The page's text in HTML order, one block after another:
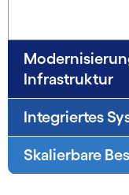
Infrastruktur
Integriertes
Skalierbare